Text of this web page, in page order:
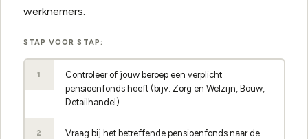
werknemers.
STAP VOOR STAP:
1
Controleer of jouw beroep een verplicht
pensioenfonds heeft (bijv. Zorg en Welzijn, Bouw,
Detailhandel)
2
Vraag bij het betreffende pensioenfonds naar de